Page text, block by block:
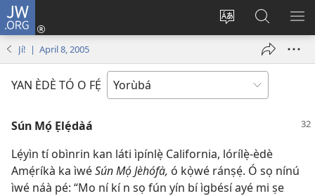
JW.ORG
Yí
pa
Wọlé
(opens
Wa
JW.ORG
Jí! | April 8, 2005
YAN ÈDÈ TÓ O FẸ́
Sún Mọ́ Ẹlẹ́dàá
Lẹ́yìn tí obìnrin kan láti ìpínlẹ̀ California, lórílẹ̀-èdè
Amẹ́ríkà ka ìwéSún Mọ́ Jèhófà, ó kọ̀wé ránṣẹ́. Ó sọ nínú
ìwé náà pé: “Mo ní kí n sọ fún yín bí ìgbésí ayé mi ṣe